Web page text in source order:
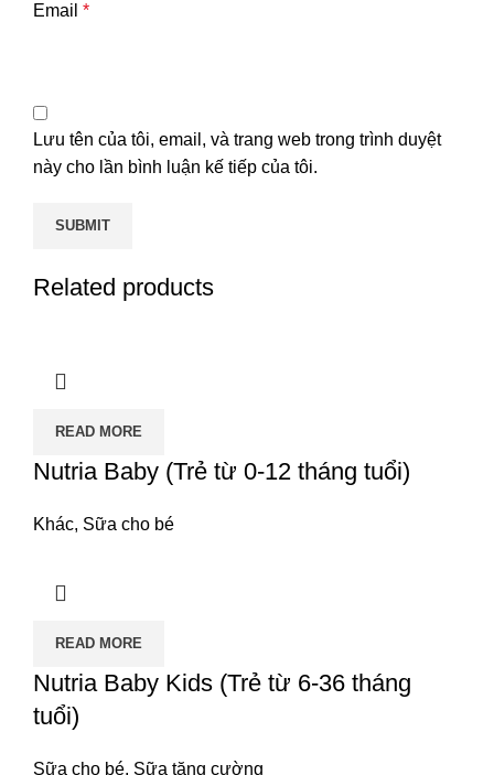
Email *
Lưu tên của tôi, email, và trang web trong trình duyệt
này cho lần bình luận kế tiếp của tôi.
Related products
READ MORE
Nutria Baby (Trẻ từ 0-12 tháng tuổi)
Khác, Sữa cho bé
READ MORE
Nutria Baby Kids (Trẻ từ 6-36 tháng
tuổi)
Sữa cho bé, Sữa tăng cường